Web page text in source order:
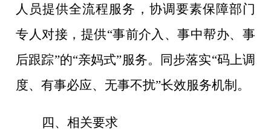
人员提供全流程服务，协调要素保障部门
专人对接，提供“事前介入、事中帮办、事
后跟踪”的“亲妈式”服务。同步落实“码上调
度、有事必应、无事不扰”长效服务机制。
四、相关要求